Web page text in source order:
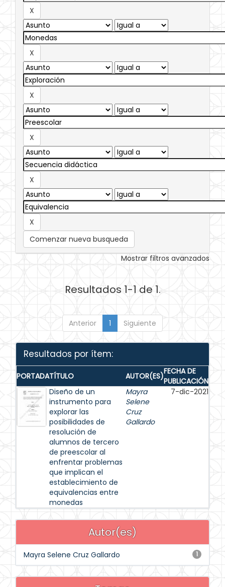
Comenzar nueva busqueda
Mostrar filtros avanzados
Resultados 1-1 de 1.
Anterior 1 Siguiente
Resultados por ítem:
PORTADATÍTULO AUTOR(ES)FECHA DE
PUBLICACIÓN
Diseño de un
instrumento para
explorar las
posibilidades de
resolución de
alumnos de tercero
de preescolar al
enfrentar problemas
que implican el
establecimiento de
equivalencias entre
monedas
Mayra
Selene
Cruz
Gallardo
7-dic-2021
Autor(es)
1
Mayra Selene Cruz Gallardo